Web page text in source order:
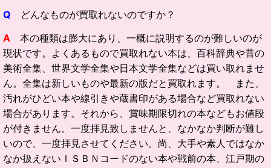
Q どんなものが買取れないのですか？
A 本の種類は膨大にあり、一概に説明するのが難しいのが
現状です。よくあるもので買取れない本は、百科辞典や昔の
美術全集、世界文学全集や日本文学全集などは買い取れませ
ん。全集は新しいものや最新の版だと買取れます。 また、
汚れがひどい本や線引きや蔵書印がある場合など買取れない
場合があります。それから、賞味期限切れの本などもお値段
が付きません。一度拝見致しませんと、なかなか判断が難し
いので、一度拝見させてください。尚、大手や素人ではなか
なか扱えないＩＳＢＮコードのない本や戦前の本、江戸期の